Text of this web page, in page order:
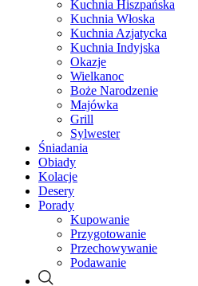
Kuchnia Hiszpańska
Kuchnia Włoska
Kuchnia Azjatycka
Kuchnia Indyjska
Okazje
Wielkanoc
Boże Narodzenie
Majówka
Grill
Sylwester
Śniadania
Obiady
Kolacje
Desery
Porady
Kupowanie
Przygotowanie
Przechowywanie
Podawanie